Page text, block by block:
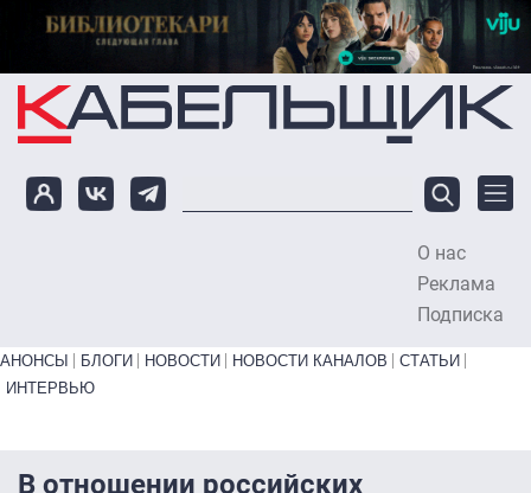
Перейти к основному содержанию
О нас
Реклама
Подписка
Primary links bottom
АНОНСЫ БЛОГИ НОВОСТИ НОВОСТИ КАНАЛОВ
СТАТЬИ
ИНТЕРВЬЮ
В отношении российских